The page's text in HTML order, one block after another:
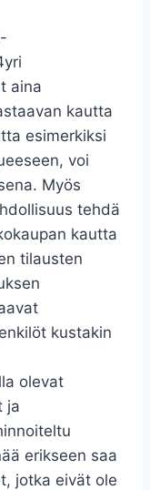
aina
kautta
esimerkiksi
voi
Myös
tehdä
kautta
tilausten
kustakin
olevat
ja
erikseen saa
jotka eivät ole